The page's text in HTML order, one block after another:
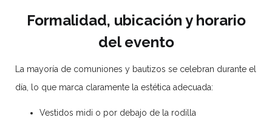
Formalidad, ubicación y horario
del evento
La mayoría de comuniones y bautizos se celebran durante el
día, lo que marca claramente la estética adecuada:
Vestidos midi o por debajo de la rodilla